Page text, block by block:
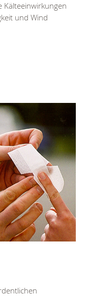
Kälteeinwirkungen
und Wind